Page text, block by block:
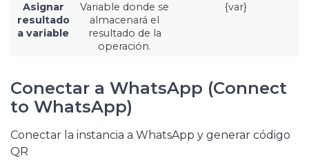
Asignar
resultado
a variable
Variable donde se
almacenará el
resultado de la
operación.
{var}
Conectar a WhatsApp (Connect
to WhatsApp)
Conectar la instancia a WhatsApp y generar código
QR